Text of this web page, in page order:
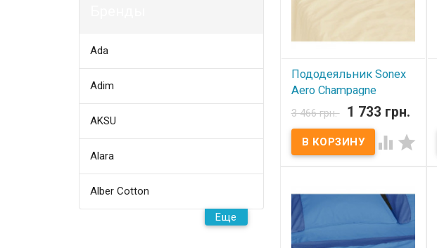
Ada
Adim
AKSU
Alara
Alber Cotton
Еще
Пододеяльник Sonex
Aero Champagne
160х220 см
В наличии
Пододеяльник Sonex Aero
Вставки: Air-Tex, 100%
полиэстер. Производитель:
Sonex (Украина).
3 466 грн. 1 733 грн.
 